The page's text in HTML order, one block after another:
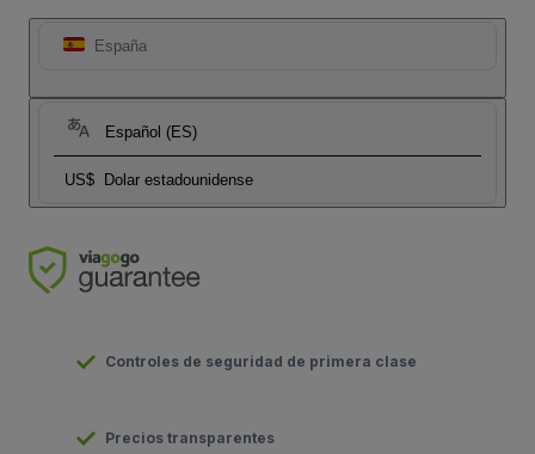
España
Español (ES)
US$ Dolar estadounidense
Controles de seguridad de primera clase
Precios transparentes